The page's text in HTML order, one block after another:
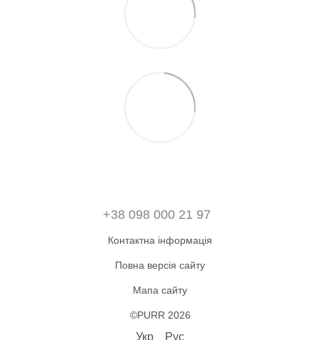
+38 098 000 21 97
Контактна інформація
Повна версія сайту
Мапа сайту
©PURR 2026
Укр Рус